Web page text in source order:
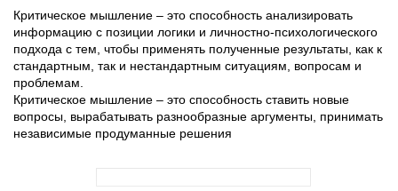
Критическое мышление – это способность анализировать
информацию с позиции логики и личностно-психологического
подхода с тем, чтобы применять полученные результаты, как к
стандартным, так и нестандартным ситуациям, вопросам и
проблемам.
Критическое мышление – это способность ставить новые
вопросы, вырабатывать разнообразные аргументы, принимать
независимые продуманные решения